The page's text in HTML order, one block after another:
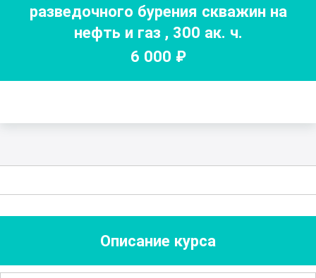
разведочного бурения скважин на
нефть и газ , 300 ак. ч.
6 000 ₽
Описание курса